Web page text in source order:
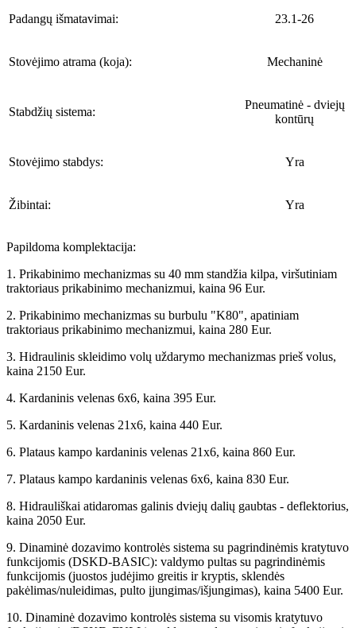
Padangų išmatavimai: 23.1-26
Stovėjimo atrama (koja): Mechaninė
Stabdžių sistema:
Pneumatinė - dviejų
kontūrų
Stovėjimo stabdys: Yra
Žibintai: Yra
Papildoma komplektacija:
1. Prikabinimo mechanizmas su 40 mm standžia kilpa, viršutiniam
traktoriaus prikabinimo mechanizmui, kaina 96 Eur.
2. Prikabinimo mechanizmas su burbulu "K80", apatiniam
traktoriaus prikabinimo mechanizmui, kaina 280 Eur.
3. Hidraulinis skleidimo volų uždarymo mechanizmas prieš volus,
kaina 2150 Eur.
4. Kardaninis velenas 6x6, kaina 395 Eur.
5. Kardaninis velenas 21x6, kaina 440 Eur.
6. Plataus kampo kardaninis velenas 21x6, kaina 860 Eur.
7. Plataus kampo kardaninis velenas 6x6, kaina 830 Eur.
8. Hidrauliškai atidaromas galinis dviejų dalių gaubtas - deflektorius,
kaina 2050 Eur.
9. Dinaminė dozavimo kontrolės sistema su pagrindinėmis kratytuvo
funkcijomis (DSKD-BASIC): valdymo pultas su pagrindinėmis
funkcijomis (juostos judėjimo greitis ir kryptis, sklendės
pakėlimas/nuleidimas, pulto įjungimas/išjungimas), kaina 5400 Eur.
10. Dinaminė dozavimo kontrolės sistema su visomis kratytuvo